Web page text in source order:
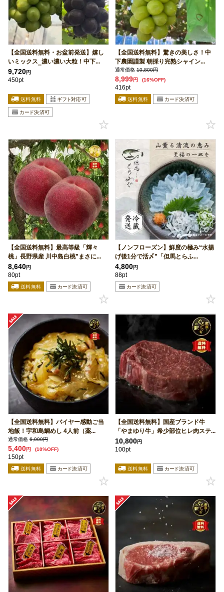
【全国送料無料・お盆前発送】嬉し
いミックス‗濃い濃い大粒！中下...
9,720円
450pt
【全国送料無料】驚きの美しさ！中
下農園謹製 朝採り完熟シャイン...
通常価格 10,800円
8,999円 (16%OFF)
416pt
【全国送料無料】最高等級「輝々
桃」長野県産 川中島白桃”まさに...
8,640円
80pt
【ノンフローズン】鮮度の極み“水揚
げ後1分で活〆”「但馬とらふ...
4,800円
88pt
【全国送料無料】バイヤー感動ご当
地飯！宇和島鯛めし 4人前（薬...
通常価格 6,000円
5,400円 (10%OFF)
150pt
【全国送料無料】国産ブランド牛
「やまゆり牛」希少部位ヒレ肉ステ...
10,800円
100pt